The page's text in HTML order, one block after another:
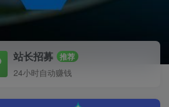
站长招募 推荐
24小时自动赚钱